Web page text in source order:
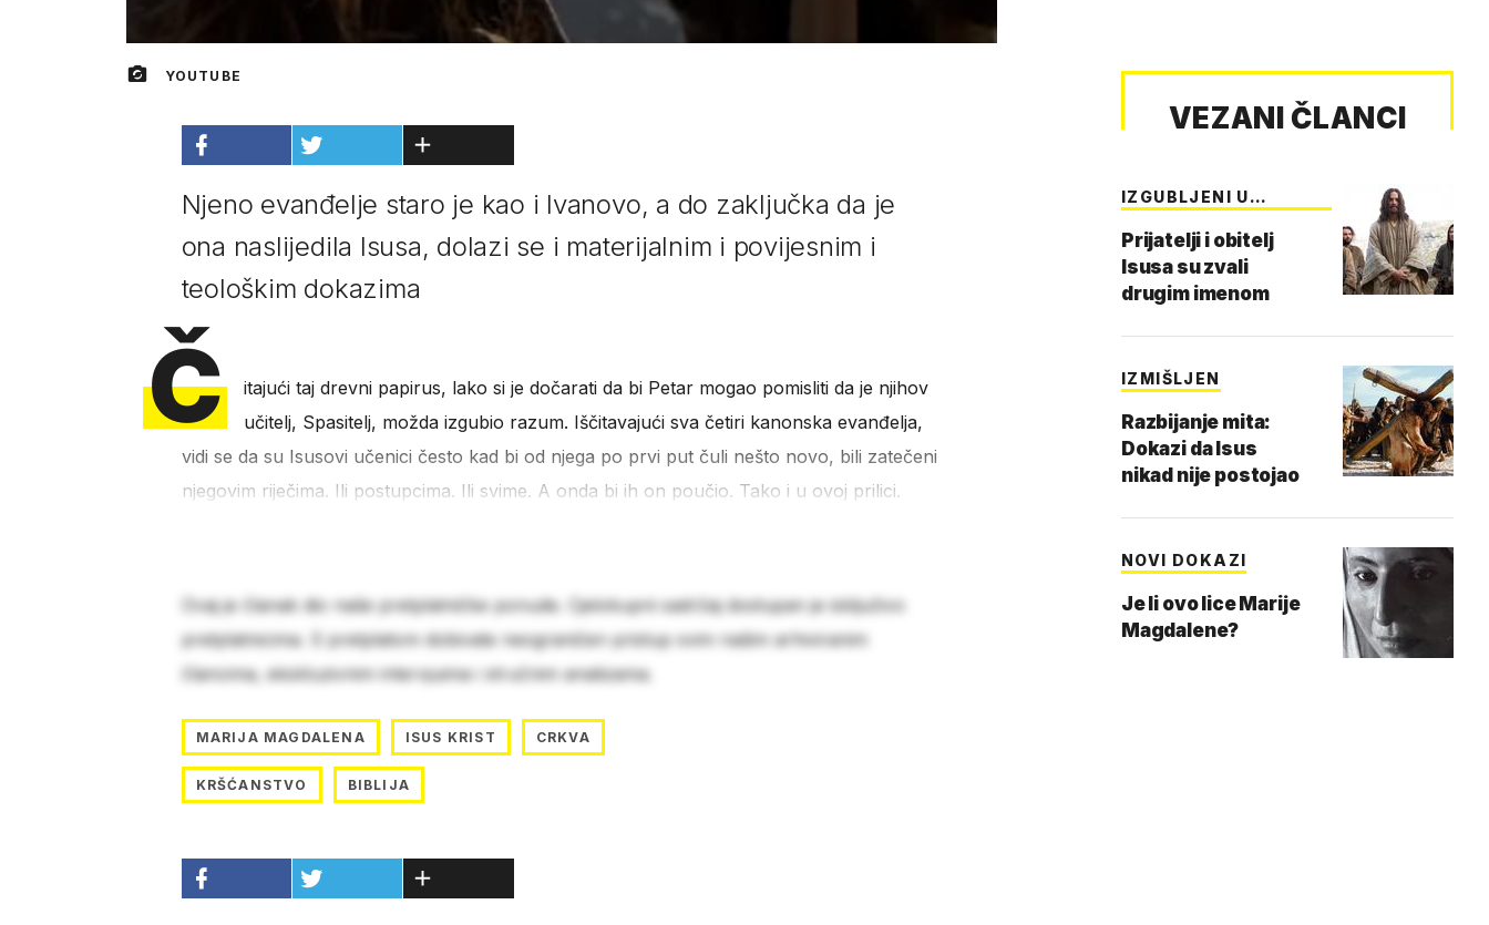
YOUTUBE
Njeno evanđelje staro je kao i Ivanovo, a do zaključka da je
ona naslijedila Isusa, dolazi se i materijalnim i povijesnim i
teološkim dokazima
Č
itajući taj drevni papirus, lako si je dočarati da bi Petar mogao pomisliti da je njihov
učitelj, Spasitelj, možda izgubio razum. Iščitavajući sva četiri kanonska evanđelja,
vidi se da su Isusovi učenici često kad bi od njega po prvi put čuli nešto novo, bili zatečeni
njegovim riječima. Ili postupcima. Ili svime. A onda bi ih on poučio. Tako i u ovoj prilici.
Ovaj je članak dio naše pretplatničke ponude. Cjelokupni sadržaj dostupan je isključivo
pretplatnicima. S pretplatom dobivate neograničen pristup svim našim arhiviranim
člancima, ekskluzivnim intervjuima i stručnim analizama.
MARIJA MAGDALENA ISUS KRIST CRKVA
KRŠĆANSTVO BIBLIJA
VEZANI ČLANCI
IZGUBLJENI U
Prijatelji i obitelj
Isusa su zvali
drugim imenom
IZMIŠLJEN
Razbijanje mita:
Dokazi da Isus
nikad nije postojao
NOVI DOKAZI
Je li ovo lice Marije
Magdalene?